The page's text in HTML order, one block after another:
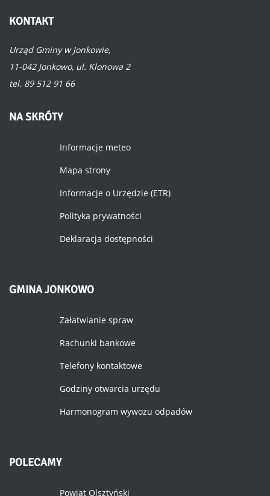
KONTAKT
Urząd Gminy w Jonkowie,
11-042 Jonkowo, ul. Klonowa 2
tel. 89 512 91 66
NASKRÓTY
Informacje meteo
Mapa strony
Informacje o Urzędzie (ETR)
Polityka prywatności
Deklaracja dostępności
GMINAJONKOWO
Załatwianie spraw
Rachunki bankowe
Telefony kontaktowe
Godziny otwarcia urzędu
Harmonogram wywozu odpadów
POLECAMY
Powiat Olsztyński